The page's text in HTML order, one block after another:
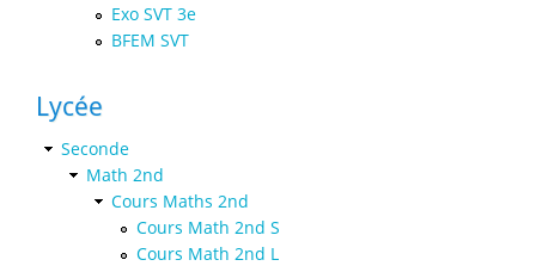
Exo SVT 3e
BFEM SVT
Lycée
Seconde
Math 2nd
Cours Maths 2nd
Cours Math 2nd S
Cours Math 2nd L